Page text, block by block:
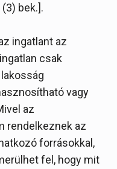
bek.].
ingatlant az
csak
vagy
az
rendelkeznek az
forrásokkal,
fel, hogy mit